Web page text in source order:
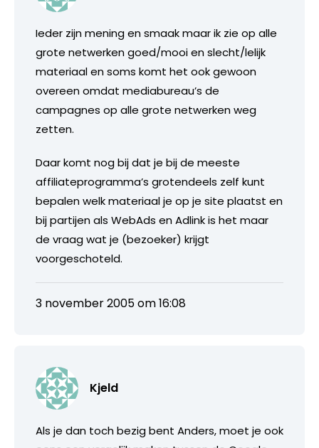
Ieder zijn mening en smaak maar ik zie op alle
grote netwerken goed/mooi en slecht/lelijk
materiaal en soms komt het ook gewoon
overeen omdat mediabureau’s de
campagnes op alle grote netwerken weg
zetten.
Daar komt nog bij dat je bij de meeste
affiliateprogramma’s grotendeels zelf kunt
bepalen welk materiaal je op je site plaatst en
bij partijen als WebAds en Adlink is het maar
de vraag wat je (bezoeker) krijgt
voorgeschoteld.
3 november 2005 om 16:08
Kjeld
Als je dan toch bezig bent Anders, moet je ook